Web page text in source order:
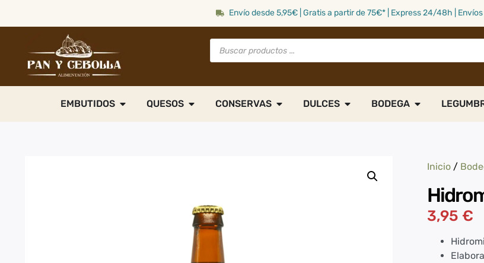
Envío desde 5,95€ | Gratis a partir de 75€* | Express 24/48h | Envíos
EMBUTIDOS QUESOS CONSERVAS DULCES BODEGA
Inicio /
3,95 €